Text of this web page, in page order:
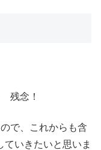
残念！
で、これからも含
いきたいと思いま